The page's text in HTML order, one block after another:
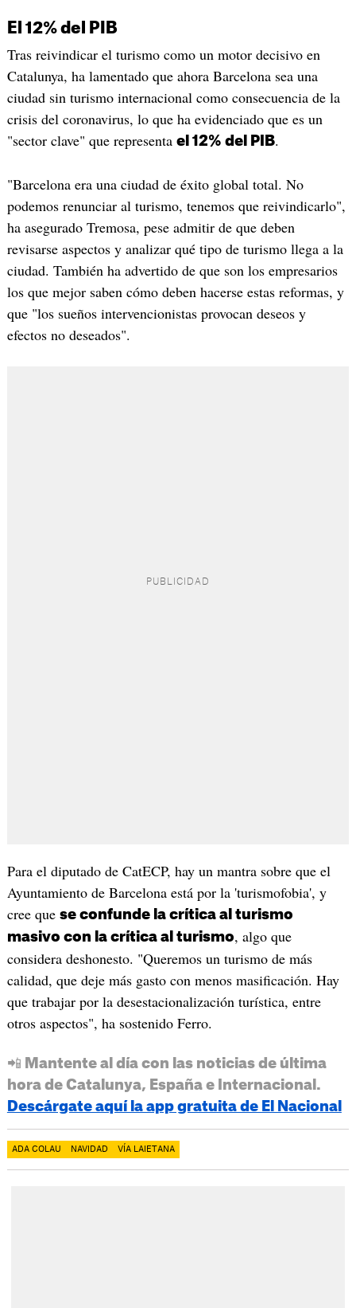
El 12% del PIB
Tras reivindicar el turismo como un motor decisivo en
Catalunya, ha lamentado que ahora Barcelona sea una
ciudad sin turismo internacional como consecuencia de la
crisis del coronavirus, lo que ha evidenciado que es un
"sector clave" que representa el 12% del PIB.
"Barcelona era una ciudad de éxito global total. No
podemos renunciar al turismo, tenemos que reivindicarlo",
ha asegurado Tremosa, pese admitir de que deben
revisarse aspectos y analizar qué tipo de turismo llega a la
ciudad. También ha advertido de que son los empresarios
los que mejor saben cómo deben hacerse estas reformas, y
que "los sueños intervencionistas provocan deseos y
efectos no deseados".
Para el diputado de CatECP, hay un mantra sobre que el
Ayuntamiento de Barcelona está por la 'turismofobia', y
cree que se confunde la crítica al turismo
masivo con la crítica al turismo, algo que
considera deshonesto. "Queremos un turismo de más
calidad, que deje más gasto con menos masificación. Hay
que trabajar por la desestacionalización turística, entre
otros aspectos", ha sostenido Ferro.
📲 Mantente al día con las noticias de última
hora de Catalunya, España e Internacional.
Descárgate aquí la app gratuita de El Nacional
ADA COLAU NAVIDAD VÍA LAIETANA